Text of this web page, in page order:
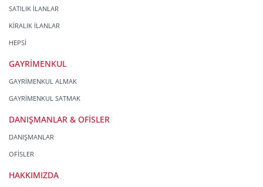
SATILIK İLANLAR
KİRALIK İLANLAR
HEPSİ
GAYRİMENKUL
GAYRİMENKUL ALMAK
GAYRİMENKUL SATMAK
DANIŞMANLAR & OFİSLER
DANIŞMANLAR
OFİSLER
HAKKIMIZDA